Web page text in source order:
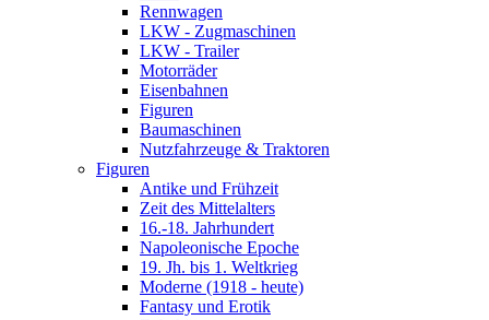
Rennwagen
LKW - Zugmaschinen
LKW - Trailer
Motorräder
Eisenbahnen
Figuren
Baumaschinen
Nutzfahrzeuge & Traktoren
Figuren
Antike und Frühzeit
Zeit des Mittelalters
16.-18. Jahrhundert
Napoleonische Epoche
19. Jh. bis 1. Weltkrieg
Moderne (1918 - heute)
Fantasy und Erotik